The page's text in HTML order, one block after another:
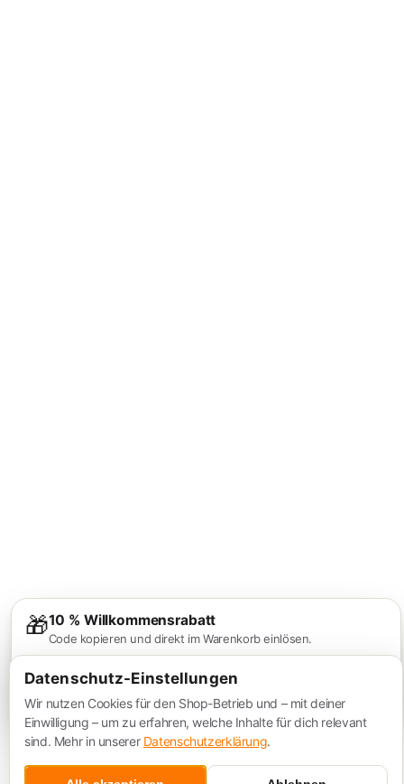
🎁10 % Willkommensrabatt
Code kopieren und direkt im Warenkorb einlösen.
Wir halten ihn dir04:53bereit.
Ja, 10 % nutzen Nein, danke
Datenschutz-Einstellungen
Wir nutzen Cookies für den Shop-Betrieb und – mit deiner
Einwilligung – um zu erfahren, welche Inhalte für dich relevant
sind. Mehr in unserer Datenschutzerklärung.